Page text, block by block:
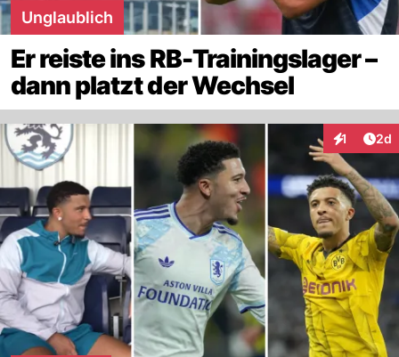
Unglaublich
Er reiste ins RB-Trainingslager –
dann platzt der Wechsel
1 2d